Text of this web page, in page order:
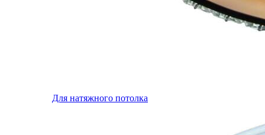
Для натяжного потолка